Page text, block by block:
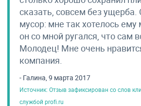
сказать, совсем без ущерба.
мусор: мне так хотелось
он со мной ругался, что сам
Молодец! Мне очень
компания.
- Галина, 9 марта 2017
Источник: Отзыв зафиксирован со слов
службой profi.ru